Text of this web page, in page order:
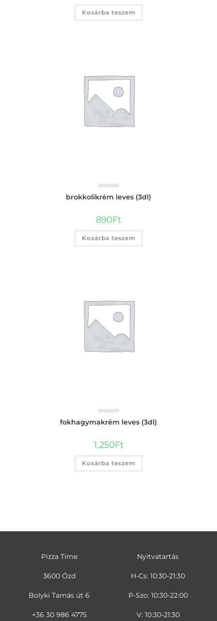
Kosárba teszem
levesek
brokkolikrém leves (3dl)
890Ft
Kosárba teszem
levesek
fokhagymakrém leves (3dl)
1,250Ft
Kosárba teszem
Pizza Time
3600 Ózd
Bolyki Tamás út 6
+36 30 986 4775
Nyitvatartás
H-Cs: 10:30-21:30
P-Szo: 10:30-22:00
V: 10:30-21:30